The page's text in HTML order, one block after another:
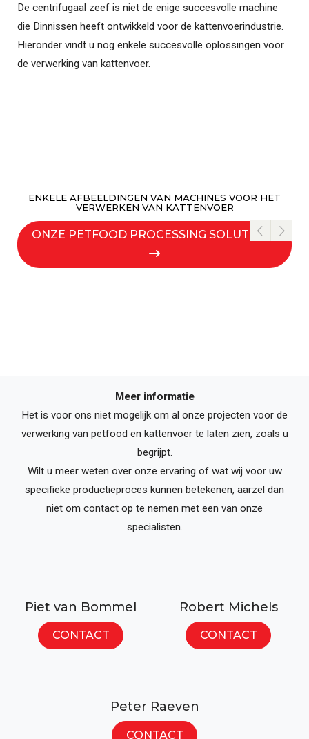
De centrifugaal zeef is niet de enige succesvolle machine
die Dinnissen heeft ontwikkeld voor de kattenvoerindustrie.
Hieronder vindt u nog enkele succesvolle oplossingen voor
de verwerking van kattenvoer.
ENKELE AFBEELDINGEN VAN MACHINES VOOR HET
VERWERKEN VAN KATTENVOER
ONZE PETFOOD PROCESSING SOLUTIONS
Meer informatie
Het is voor ons niet mogelijk om al onze projecten voor de
verwerking van petfood en kattenvoer te laten zien, zoals u
begrijpt.
Wilt u meer weten over onze ervaring of wat wij voor uw
specifieke productieproces kunnen betekenen, aarzel dan
niet om contact op te nemen met een van onze
specialisten.
Piet van Bommel
CONTACT
Robert Michels
CONTACT
Peter Raeven
CONTACT